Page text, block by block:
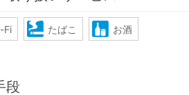
Fi たばこ お酒
段